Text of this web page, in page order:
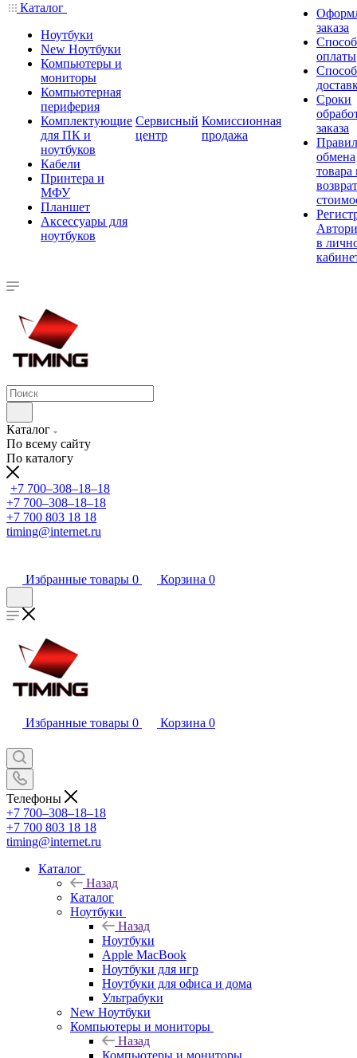
Каталог
Ноутбуки
New Ноутбуки
Компьютеры и
мониторы
Компьютерная
периферия
Комплектующие
для ПК и
ноутбуков
Кабели
Принтера и
МФУ
Планшет
Аксессуары для
ноутбуков
Сервисный
центр
Комиссионная
продажа
заказа
оплаты
Сроки
заказа
обмена
товара
в
Каталог
По всему сайту
По каталогу
+7 700‒308‒18‒18
+7 700‒308‒18‒18
+7 700 803 18 18
timing@internet.ru
Избранные товары 0 Корзина 0
Избранные товары 0 Корзина 0
Телефоны
+7 700‒308‒18‒18
+7 700 803 18 18
timing@internet.ru
Каталог
Назад
Каталог
Ноутбуки
Назад
Ноутбуки
Apple MacBook
Ноутбуки для игр
Ноутбуки для офиса и дома
Ультрабуки
New Ноутбуки
Компьютеры и мониторы
Назад
Компьютеры и мониторы